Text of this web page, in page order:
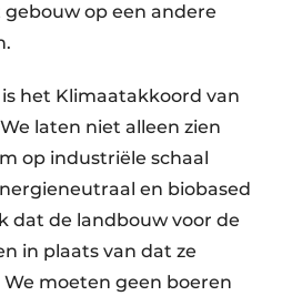
op een andere
het Klimaatakkoord van
laten niet alleen zien
op industriële schaal
en biobased
dat de landbouw voor de
in plaats van dat ze
moeten geen boeren